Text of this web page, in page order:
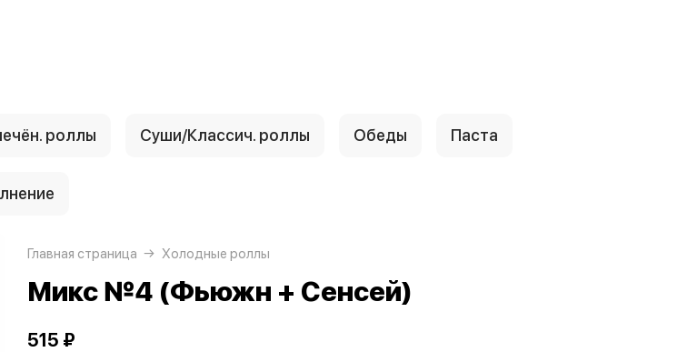
роллы Суши/Классич. роллы Обеды Паста
Главная страница Холодные роллы
Микс №4 (Фьюжн + Сенсей)
515 ₽